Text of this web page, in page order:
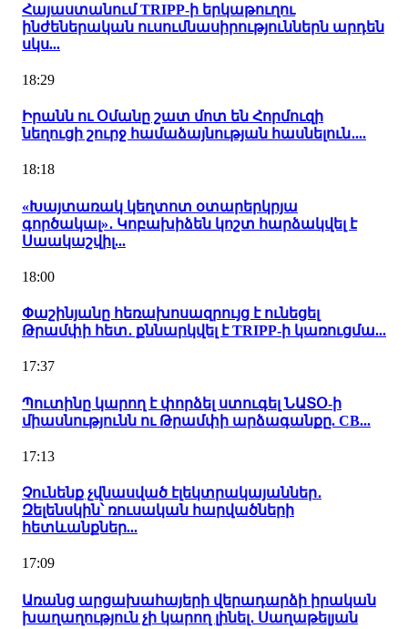
Հայաստանում TRIPP-ի երկաթուղու
ինժեներական ուսումնասիրություններն արդեն
սկս...
18:29
Իրանն ու Օմանը շատ մոտ են Հորմուզի
նեղուցի շուրջ համաձայնության հասնելուն․...
18:18
«Խայտառակ կեղտոտ օտարերկրյա
գործակալ»․ Կոբախիձեն կոշտ հարձակվել է
Սաակաշվիլ...
18:00
Փաշինյանը հեռախոսազրույց է ունեցել
Թրամփի հետ․ քննարկվել է TRIPP-ի կառուցմա...
17:37
Պուտինը կարող է փորձել ստուգել ՆԱՏՕ-ի
միասնությունն ու Թրամփի արձագանքը. CB...
17:13
Չունենք չվնասված էլեկտրակայաններ․
Զելենսկին՝ ռուսական հարվածների
հետևանքներ...
17:09
Առանց արցախահայերի վերադարձի իրական
խաղաղություն չի կարող լինել․ Սաղաթելյան